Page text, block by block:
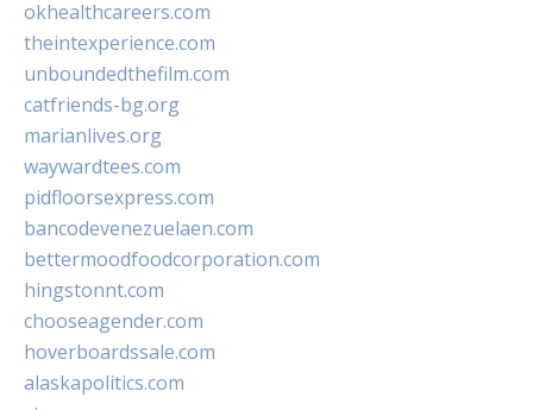
okhealthcareers.com
theintexperience.com
unboundedthefilm.com
catfriends-bg.org
marianlives.org
waywardtees.com
pidfloorsexpress.com
bancodevenezuelaen.com
bettermoodfoodcorporation.com
hingstonnt.com
chooseagender.com
hoverboardssale.com
alaskapolitics.com